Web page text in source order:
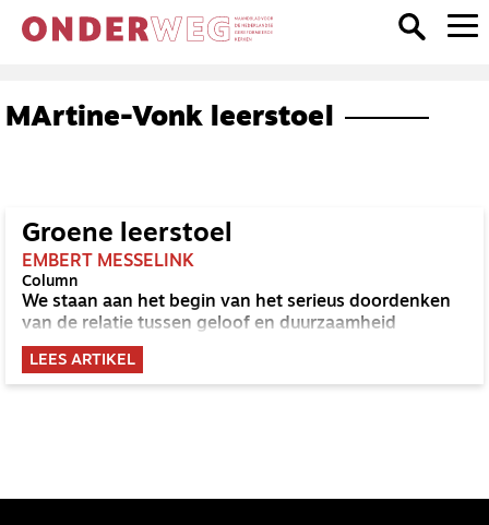
MArtine-Vonk leerstoel
Groene leerstoel
EMBERT MESSELINK
Column
We staan aan het begin van het serieus doordenken
van de relatie tussen geloof en duurzaamheid
LEES ARTIKEL